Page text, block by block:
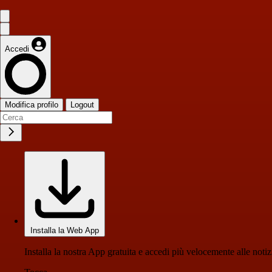
Accedi
Modifica profilo Logout
Installa la Web App
Installa la nostra App gratuita e accedi più velocemente alle